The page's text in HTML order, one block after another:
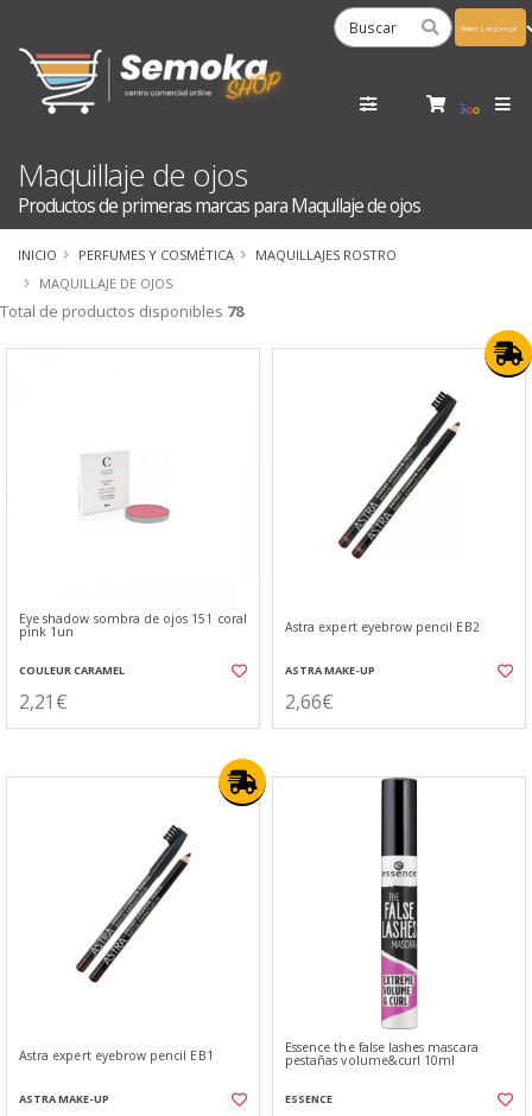
Maquillaje de ojos
Productos de primeras marcas para Maqullaje de ojos
INICIO PERFUMES Y COSMÉTICA
MAQUILLAJES ROSTRO
MAQUILLAJE DE OJOS
Total de productos disponibles 78
Eye shadow sombra de ojos 151 coral
pink 1un
COULEUR CARAMEL
2,21€
Astra expert eyebrow pencil EB2
ASTRA MAKE-UP
2,66€
Astra expert eyebrow pencil EB1
ASTRA MAKE-UP
Essence the false lashes mascara
pestañas volume&curl 10ml
ESSENCE